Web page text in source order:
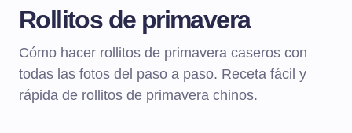
Rollitos de primavera
Cómo hacer rollitos de primavera caseros con
todas las fotos del paso a paso. Receta fácil y
rápida de rollitos de primavera chinos.